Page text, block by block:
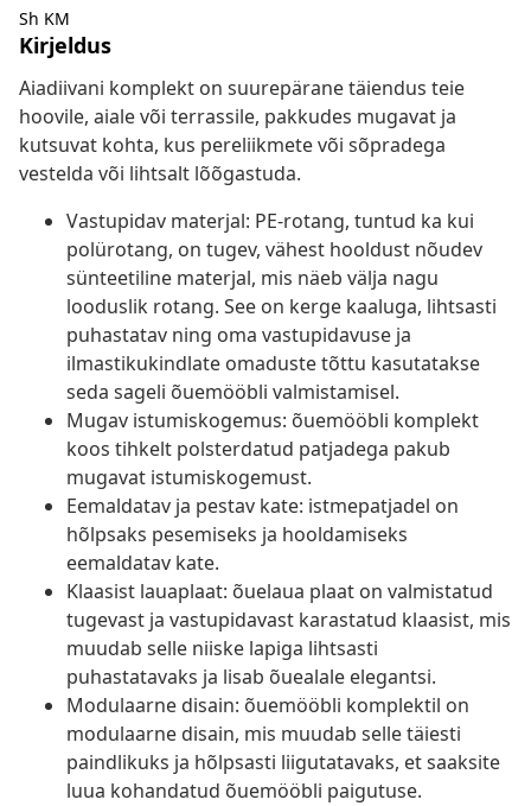
Sh KM
Kirjeldus
Aiadiivani komplekt on suurepärane täiendus teie
hoovile, aiale või terrassile, pakkudes mugavat ja
kutsuvat kohta, kus pereliikmete või sõpradega
vestelda või lihtsalt lõõgastuda.
Vastupidav materjal: PE-rotang, tuntud ka kui
polürotang, on tugev, vähest hooldust nõudev
sünteetiline materjal, mis näeb välja nagu
looduslik rotang. See on kerge kaaluga, lihtsasti
puhastatav ning oma vastupidavuse ja
ilmastikukindlate omaduste tõttu kasutatakse
seda sageli õuemööbli valmistamisel.
Mugav istumiskogemus: õuemööbli komplekt
koos tihkelt polsterdatud patjadega pakub
mugavat istumiskogemust.
Eemaldatav ja pestav kate: istmepatjadel on
hõlpsaks pesemiseks ja hooldamiseks
eemaldatav kate.
Klaasist lauaplaat: õuelaua plaat on valmistatud
tugevast ja vastupidavast karastatud klaasist, mis
muudab selle niiske lapiga lihtsasti
puhastatavaks ja lisab õuealale elegantsi.
Modulaarne disain: õuemööbli komplektil on
modulaarne disain, mis muudab selle täiesti
paindlikuks ja hõlpsasti liigutatavaks, et saaksite
luua kohandatud õuemööbli paigutuse.